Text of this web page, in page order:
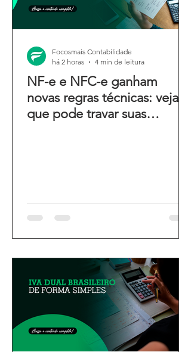
NF-e e NFC-e ganham
novas regras técnicas: veja o
que pode travar suas
Focosmais Contabilidade
há 2 horas
4 min de leitura